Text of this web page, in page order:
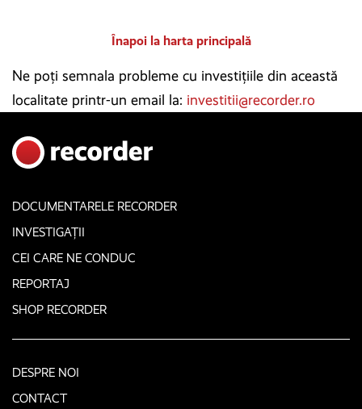
Înapoi la harta principală
Ne poți semnala probleme cu investițiile din această
localitate printr-un email la: investitii@recorder.ro
DOCUMENTARELE RECORDER
INVESTIGAȚII
CEI CARE NE CONDUC
REPORTAJ
SHOP RECORDER
DESPRE NOI
CONTACT